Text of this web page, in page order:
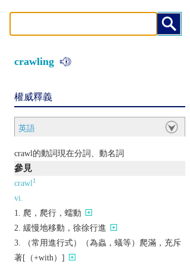
crawling
權威釋義
英語
crawl的動詞現在分詞、動名詞
參見
crawl1
vi.
爬，爬行，蠕動
緩慢地移動，徐徐行進
（常用進行式）（為蟲，蟻等）爬滿，充斥
著[（+with）]